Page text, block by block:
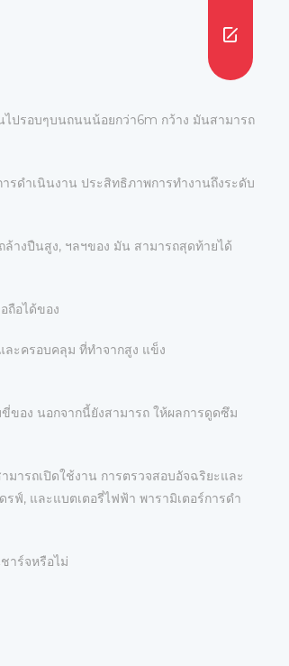
ไปรอบๆบนถนนน้อยกว่า6m กว้าง มันสามารถ
รดําเนินงาน ประสิทธิภาพการทํางานถึงระดับ
างปืนสูง, ฯลฯของ มัน สามารถสุดท้ายได้
ถือได้ของ
ละครอบคลุม ที่ทําจากสูง แข็ง
ของ นอกจากนี้ยังสามารถ ให้ผลการดูดซึม
ารถเปิดใช้งาน การตรวจสอบอัจฉริยะและ
ฟ์, และแบตเตอรี่ไฟฟ้า พารามิเตอร์การดํา
าร์จหรือไม่